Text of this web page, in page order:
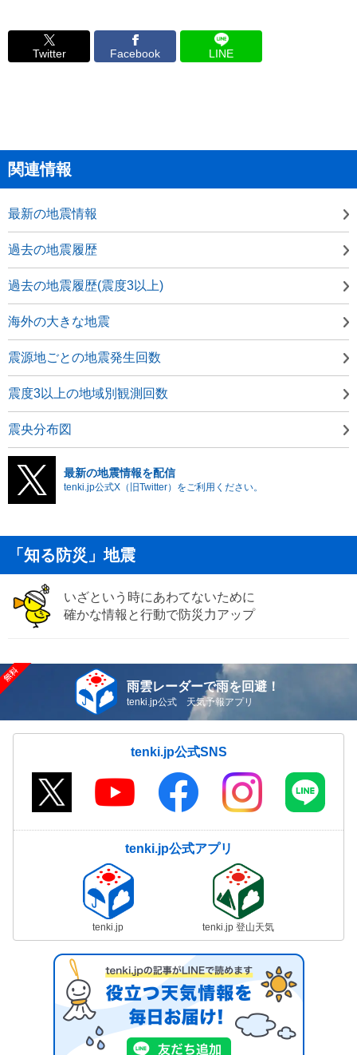
Twitter Facebook LINE
関連情報
最新の地震情報
過去の地震履歴
過去の地震履歴(震度3以上)
海外の大きな地震
震源地ごとの地震発生回数
震度3以上の地域別観測回数
震央分布図
最新の地震情報を配信
tenki.jp公式X（旧Twitter）をご利用ください。
「知る防災」地震
いざという時にあわてないために
確かな情報と行動で防災力アップ
雨雲レーダーで雨を回避！
tenki.jp公式 天気予報アプリ
tenki.jp公式SNS
tenki.jp公式アプリ
tenki.jp tenki.jp 登山天気